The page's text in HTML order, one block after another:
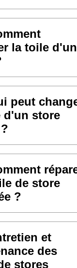
la toile d'un
peut
d'un store
de store
?
et
des
stores